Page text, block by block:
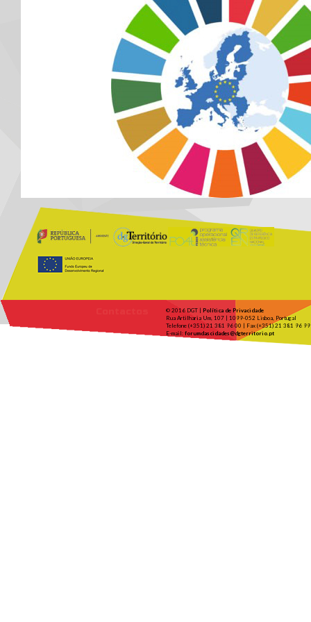
© 2016 DGT | Política de Privacidade
Rua Artilharia Um, 107 | 1099-052 Lisboa, Portugal
Telefone (+351) 21 381 96 00 | Fax (+351) 21 381 96 99
E-mail: forumdascidades@dgterritorio.pt